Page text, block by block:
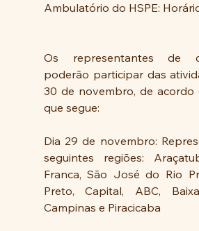
Ambulatório do HSPE:
Os representantes de
poderão participar das
30 de novembro, de acordo
que segue:
Dia 29 de novembro:
seguintes regiões:
Franca, São José do Rio
Preto, Capital, ABC,
Campinas e Piracicaba